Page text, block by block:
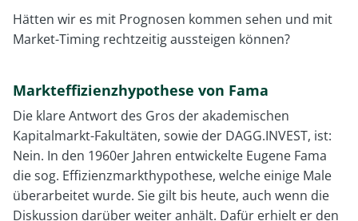
Hätten wir es mit Prognosen kommen sehen und mit
Market-Timing rechtzeitig aussteigen können?
Markteffizienzhypothese von Fama
Die klare Antwort des Gros der akademischen
Kapitalmarkt-Fakultäten, sowie der DAGG.INVEST, ist:
Nein. In den 1960er Jahren entwickelte Eugene Fama
die sog. Effizienzmarkthypothese, welche einige Male
überarbeitet wurde. Sie gilt bis heute, auch wenn die
Diskussion darüber weiter anhält. Dafür erhielt er den